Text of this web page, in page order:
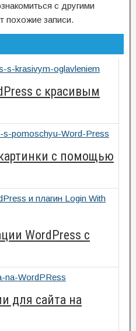
с другими
похожие записи.
с красивым
с помощью
WordPress с
для сайта на